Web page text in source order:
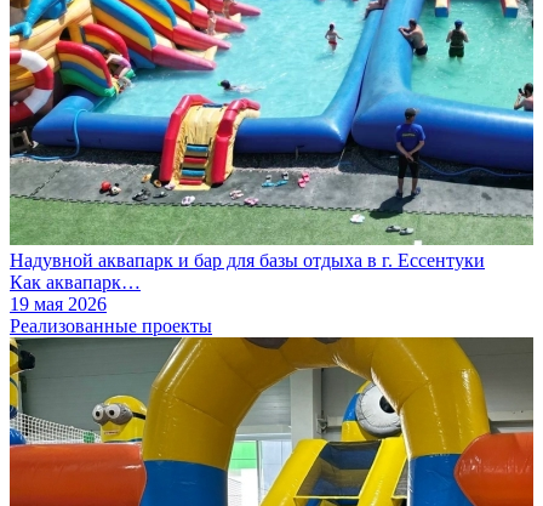
Надувной аквапарк и бар для базы отдыха в г. Ессентуки
Как аквапарк…
19 мая 2026
Реализованные проекты